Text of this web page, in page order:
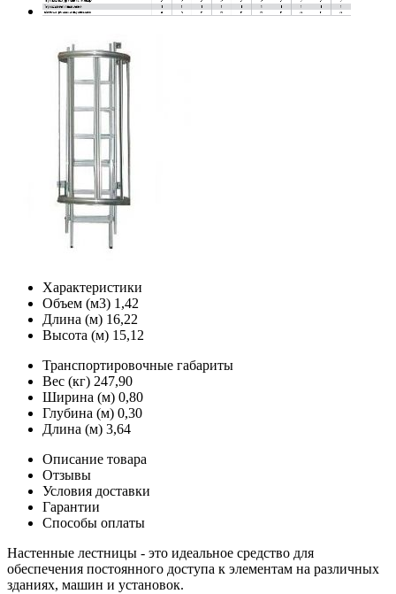
Характеристики
Объем (м3) 1,42
Длина (м) 16,22
Высота (м) 15,12
Транспортировочные габариты
Вес (кг) 247,90
Ширина (м) 0,80
Глубина (м) 0,30
Длина (м) 3,64
Описание товара
Отзывы
Условия доставки
Гарантии
Способы оплаты
Настенные лестницы - это идеальное средство для
обеспечения постоянного доступа к элементам на различных
зданиях, машин и установок.